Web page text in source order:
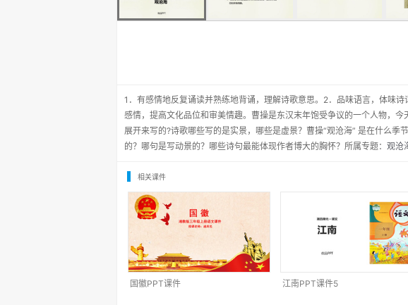
1．有感情地反复诵读并熟练地背诵，理解诗歌意思。2．品味语言，体味
感情，提高文化品位和审美情趣。曹操是东汉末年饱受争议的一个人物，
展开来写的?诗歌哪些写的是实景，哪些是虚景？曹操“观沧海” 是在什么季
的？哪句是写动景的？哪些诗句最能体现作者博大的胸怀？所属专题： 观沧
相关课件
国徽PPT课件 江南PPT课件5